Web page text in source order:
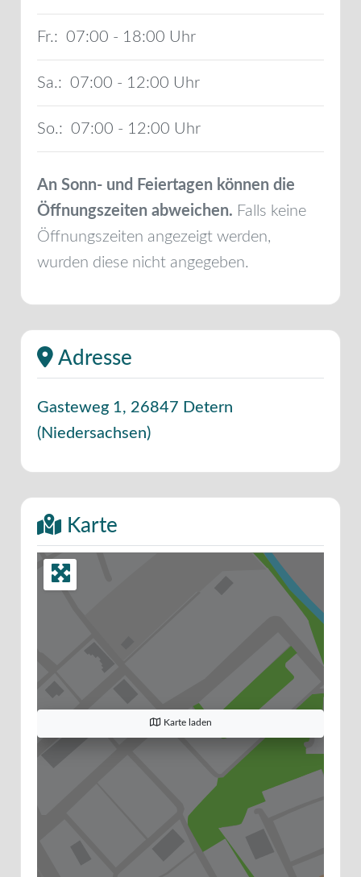
Fr.: 07:00 - 18:00
Sa.: 07:00 - 12:00
So.: 07:00 - 12:00
An Sonn- und Feiertagen können die
Öffnungszeiten abweichen. Falls keine
Öffnungszeiten angezeigt werden,
wurden diese nicht angegeben.
Adresse
Gasteweg 1, 26847 Detern
(Niedersachsen)
Karte
Karte laden